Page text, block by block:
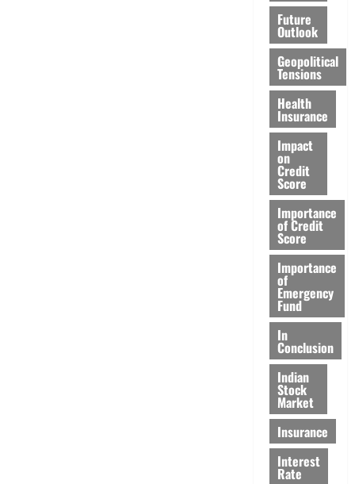
Future
Outlook
Geopolitical
Tensions
Health
Insurance
Impact
on
Credit
Score
Importance
of Credit
Score
Importance
of
Emergency
Fund
In
Conclusion
Indian
Stock
Market
Insurance
Interest
Rate